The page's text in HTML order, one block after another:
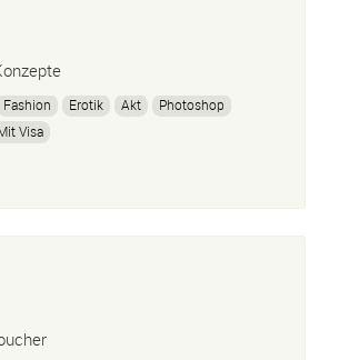
Fashion Erotik Akt
Photoshop
Visa